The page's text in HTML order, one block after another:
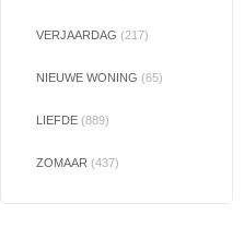
VERJAARDAG (217)
NIEUWE WONING (65)
LIEFDE (889)
ZOMAAR (437)